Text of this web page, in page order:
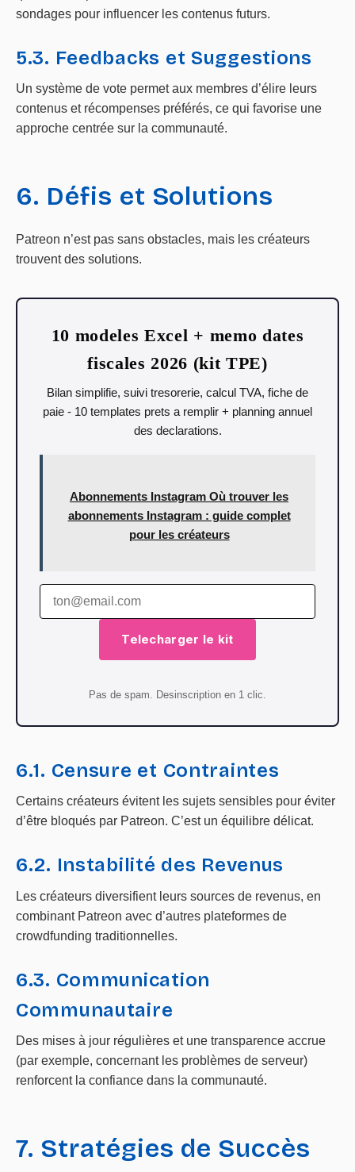
sondages pour influencer les contenus futurs.
5.3. Feedbacks et Suggestions
Un système de vote permet aux membres d’élire leurs
contenus et récompenses préférés, ce qui favorise une
approche centrée sur la communauté.
6. Défis et Solutions
Patreon n’est pas sans obstacles, mais les créateurs
trouvent des solutions.
10 modeles Excel + memo dates
fiscales 2026 (kit TPE)
Bilan simplifie, suivi tresorerie, calcul TVA, fiche de
paie - 10 templates prets a remplir + planning annuel
des declarations.
Abonnements Instagram Où trouver les
abonnements Instagram : guide complet
pour les créateurs
Telecharger le kit
Pas de spam. Desinscription en 1 clic.
6.1. Censure et Contraintes
Certains créateurs évitent les sujets sensibles pour éviter
d’être bloqués par Patreon. C’est un équilibre délicat.
6.2. Instabilité des Revenus
Les créateurs diversifient leurs sources de revenus, en
combinant Patreon avec d’autres plateformes de
crowdfunding traditionnelles.
6.3. Communication
Communautaire
Des mises à jour régulières et une transparence accrue
(par exemple, concernant les problèmes de serveur)
renforcent la confiance dans la communauté.
7. Stratégies de Succès